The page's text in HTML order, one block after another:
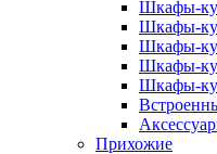
Шкафы-
Шкафы-
Шкафы-
Шкафы-
Шкафы-
Прихожие